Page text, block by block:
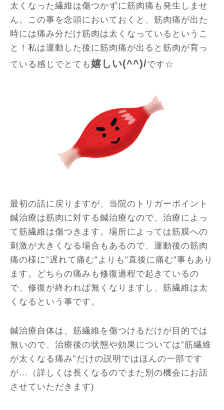
太くなった繊維は傷つかずに筋肉痛も発生しませ
ん。この事を念頭においておくと、筋肉痛が出た
時には痛み分だけ筋肉は太くなっているというこ
と！私は運動した後に筋肉痛が出ると筋肉が育っ
ている感じでとても嬉しい(^^)/です☆
最初の話に戻りますが、当院のトリガーポイント
鍼治療は筋肉に対する鍼治療なので、治療によっ
て筋繊維は傷つきます。場所によっては筋膜への
刺激が大きくなる場合もあるので、運動後の筋肉
痛の様に”遅れて痛む”よりも”直後に痛む”事もあり
ます。どちらの痛みも修復過程で起きているの
で、修復が終われば無くなりますし、筋繊維は太
くなるという事です。
鍼治療自体は、筋繊維を傷つけるだけが目的では
無いので、治療後の状態や効果については”筋繊維
が太くなる痛み”だけの説明ではほんの一部です
が…（詳しくは長くなるのでまた別の機会にお話
させていただきます)